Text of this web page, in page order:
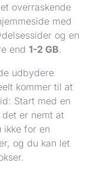
overraskende
med
og en
end1-2 GB.
udbydere
kommer til at
Start med en
er nemt at
ikke for en
og du kan let